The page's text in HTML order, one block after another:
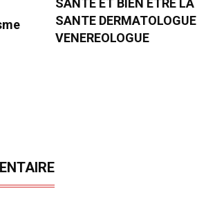
SANTE ET BIEN ETRE LA
SANTE DERMATOLOGUE
VENEREOLOGUE